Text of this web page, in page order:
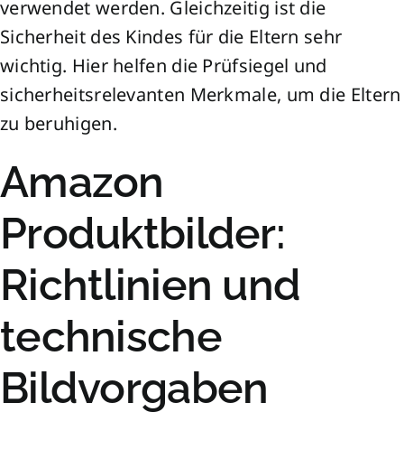
verwendet werden. Gleichzeitig ist die
Sicherheit des Kindes für die Eltern sehr
wichtig. Hier helfen die Prüfsiegel und
sicherheitsrelevanten Merkmale, um die Eltern
zu beruhigen.
Amazon
Produktbilder:
Richtlinien und
technische
Bildvorgaben